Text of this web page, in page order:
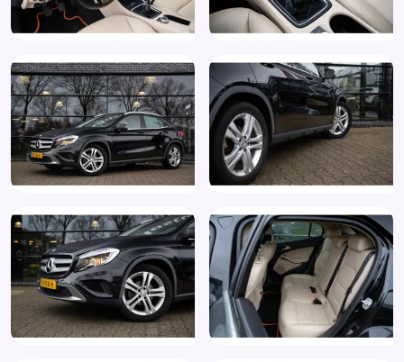
Warmtewerend glas